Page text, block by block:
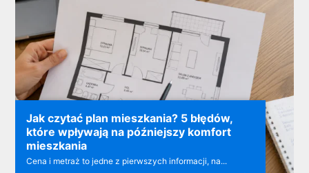
Jak czytać plan mieszkania? 5 błędów,
które wpływają na późniejszy komfort
mieszkania
Cena i metraż to jedne z pierwszych informacji, na...